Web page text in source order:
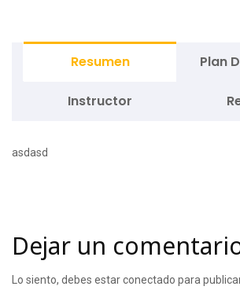
Resumen Plan
Instructor
asdasd
Dejar un
Lo siento, debes estarconectado para